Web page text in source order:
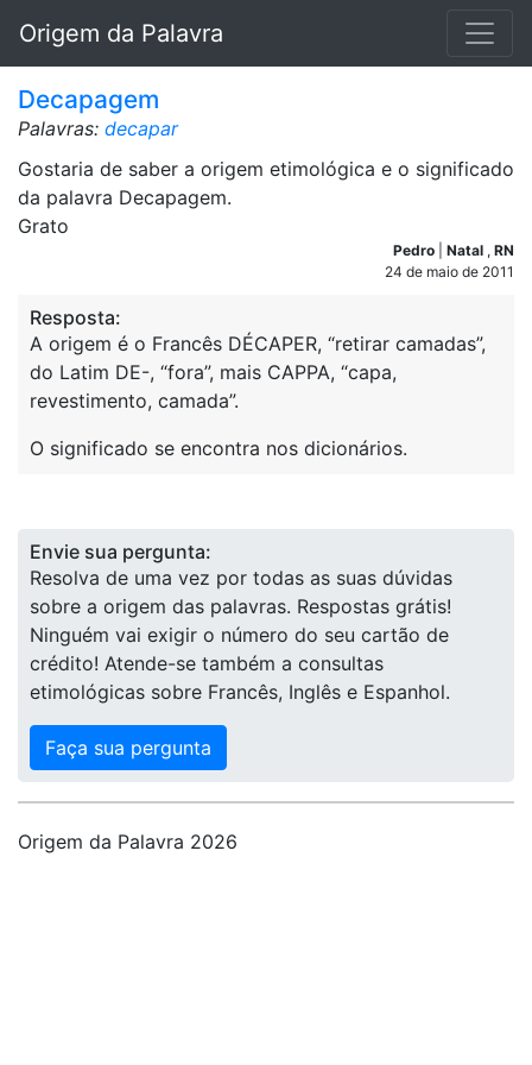
Origem da Palavra
Decapagem
Palavras: decapar
Gostaria de saber a origem etimológica e o significado
da palavra Decapagem.
Grato
Pedro Natal , RN
24 de maio de 2011
Resposta:
A origem é o Francês DÉCAPER, “retirar camadas”,
do Latim DE-, “fora”, mais CAPPA, “capa,
revestimento, camada”.
O significado se encontra nos dicionários.
Envie sua pergunta:
Resolva de uma vez por todas as suas dúvidas
sobre a origem das palavras. Respostas grátis!
Ninguém vai exigir o número do seu cartão de
crédito! Atende-se também a consultas
etimológicas sobre Francês, Inglês e Espanhol.
Faça sua pergunta
Origem da Palavra 2026